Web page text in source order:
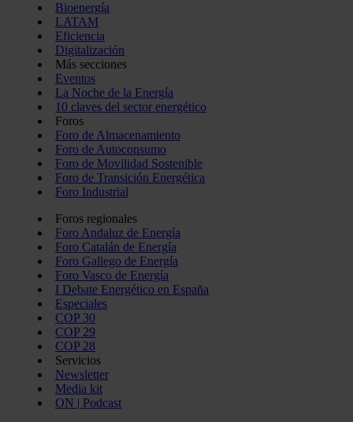
Bioenergía
LATAM
Eficiencia
Digitalización
Más secciones
Eventos
La Noche de la Energía
10 claves del sector energético
Foros
Foro de Almacenamiento
Foro de Autoconsumo
Foro de Movilidad Sostenible
Foro de Transición Energética
Foro Industrial
Foros regionales
Foro Andaluz de Energía
Foro Catalán de Energía
Foro Gallego de Energía
Foro Vasco de Energía
I Debate Energético en España
Especiales
COP 30
COP 29
COP 28
Servicios
Newsletter
Media kit
ON | Podcast